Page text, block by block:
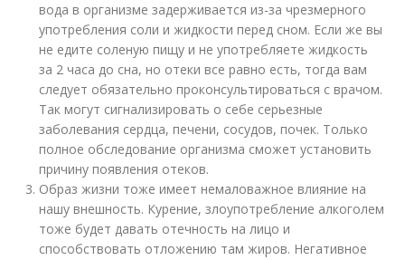
вода в организме задерживается из-за чрезмерного
употребления соли и жидкости перед сном. Если же вы
не едите соленую пищу и не употребляете жидкость
за 2 часа до сна, но отеки все равно есть, тогда вам
следует обязательно проконсультироваться с врачом.
Так могут сигнализировать о себе серьезные
заболевания сердца, печени, сосудов, почек. Только
полное обследование организма сможет установить
причину появления отеков.
Образ жизни тоже имеет немаловажное влияние на
нашу внешность. Курение, злоупотребление алкоголем
тоже будет давать отечность на лицо и
способствовать отложению там жиров. Негативное